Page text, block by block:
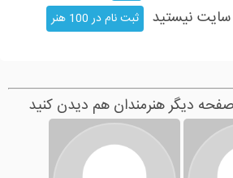
نیستید
ثبت نام در 100 هنر
دیگر هنرمندان هم دیدن کنید